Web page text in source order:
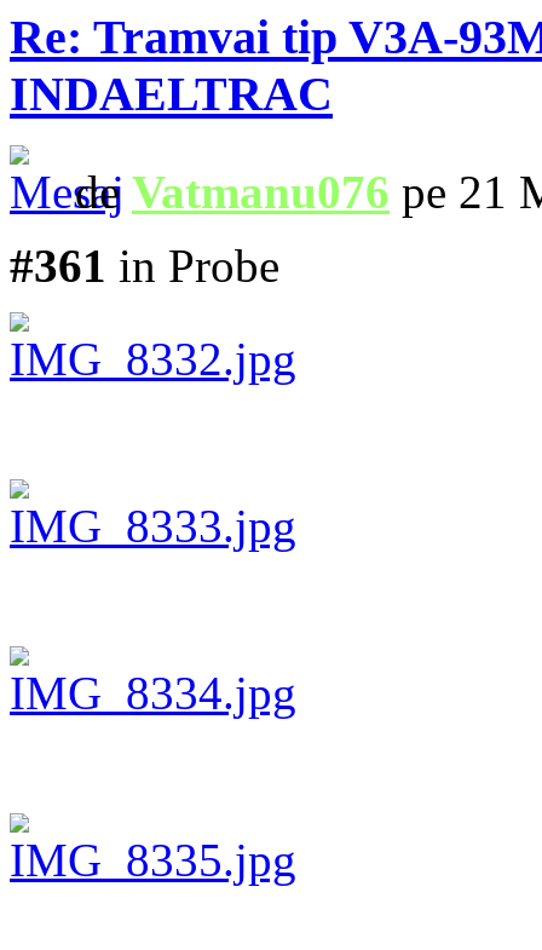
Re: Tramvai tip V3A-
INDAELTRAC
de Vatmanu076 pe 21
#361 in Probe